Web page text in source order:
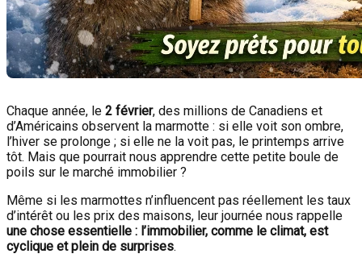
Chaque année, le 2 février, des millions de Canadiens et
d’Américains observent la marmotte : si elle voit son ombre,
l’hiver se prolonge ; si elle ne la voit pas, le printemps arrive
tôt. Mais que pourrait nous apprendre cette petite boule de
poils sur le marché immobilier ?
Même si les marmottes n’influencent pas réellement les taux
d’intérêt ou les prix des maisons, leur journée nous rappelle
une chose essentielle : l’immobilier, comme le climat, est
cyclique et plein de surprises.